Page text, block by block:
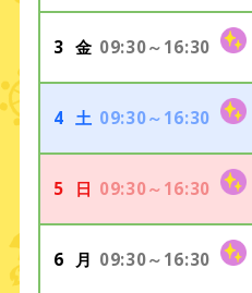
3 金 09:30～16:30
4 土 09:30～16:30
5 日 09:30～16:30
6 月 09:30～16:30